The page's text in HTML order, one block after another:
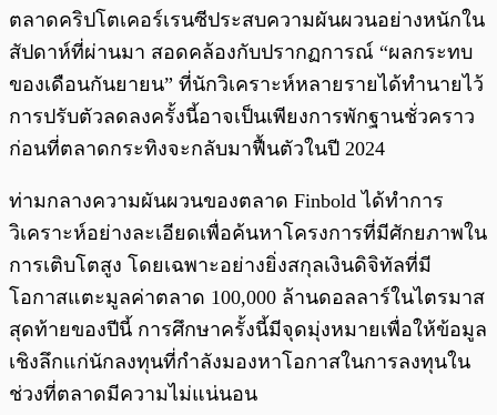
พร้อมเล่น 0:00 0:00
ตลาดคริปโตเคอร์เรนซีประสบความผันผวนอย่างหนักใน
สัปดาห์ที่ผ่านมา สอดคล้องกับปรากฏการณ์ “ผลกระทบ
ของเดือนกันยายน” ที่นักวิเคราะห์หลายรายได้ทำนายไว้
การปรับตัวลดลงครั้งนี้อาจเป็นเพียงการพักฐานชั่วคราว
ก่อนที่ตลาดกระทิงจะกลับมาฟื้นตัวในปี 2024
ท่ามกลางความผันผวนของตลาด Finbold ได้ทำการ
วิเคราะห์อย่างละเอียดเพื่อค้นหาโครงการที่มีศักยภาพใน
การเติบโตสูง โดยเฉพาะอย่างยิ่งสกุลเงินดิจิทัลที่มี
โอกาสแตะมูลค่าตลาด 100,000 ล้านดอลลาร์ในไตรมาส
สุดท้ายของปีนี้ การศึกษาครั้งนี้มีจุดมุ่งหมายเพื่อให้ข้อมูล
เชิงลึกแก่นักลงทุนที่กำลังมองหาโอกาสในการลงทุนใน
ช่วงที่ตลาดมีความไม่แน่นอน